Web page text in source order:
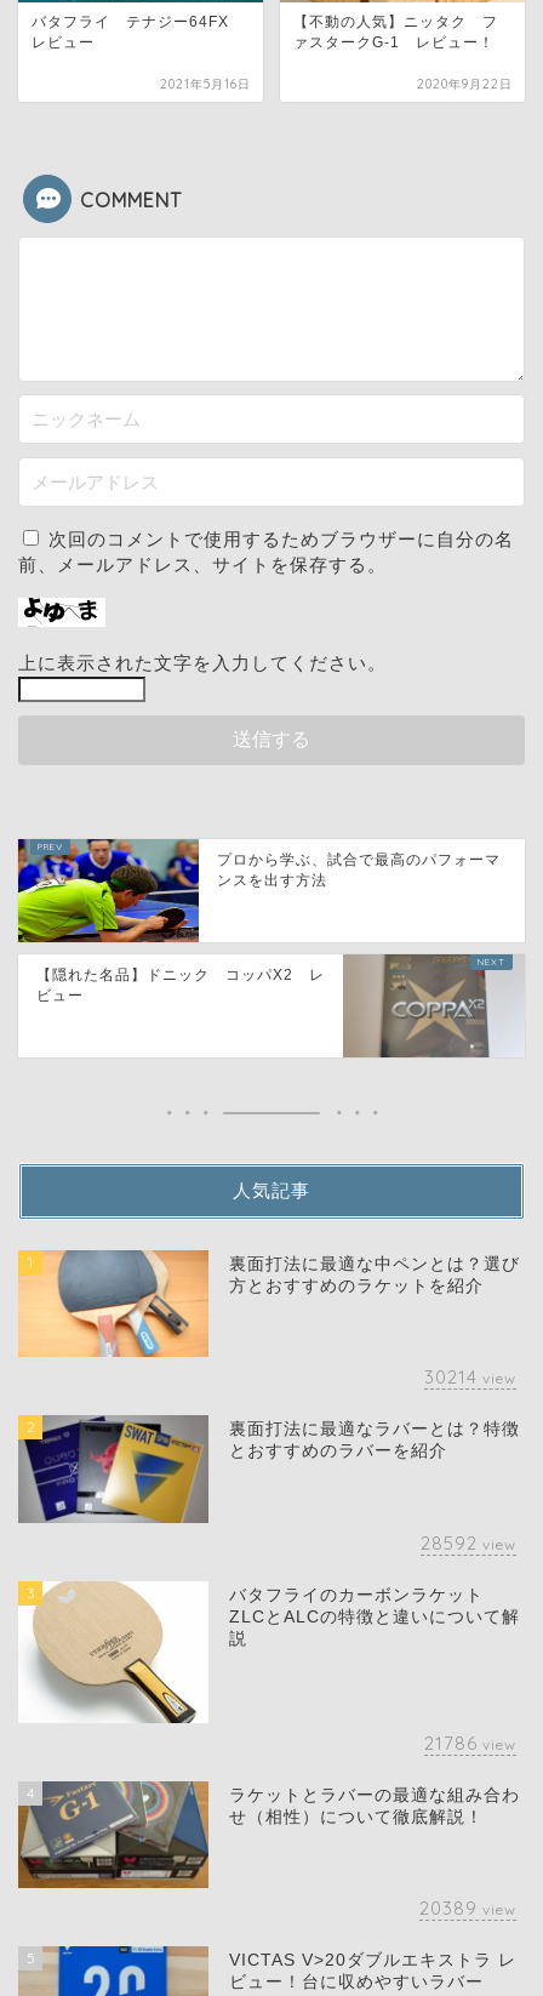
バタフライ テナジー64FX
レビュー
2021年5月16日
【不動の人気】ニッタク フ
ァスタークG-1 レビュー！
2020年9月22日
COMMENT
次回のコメントで使用するためブラウザーに自分の名
前、メールアドレス、サイトを保存する。
上に表示された文字を入力してください。
プロから学ぶ、試合で最高のパフォーマ
ンスを出す方法
【隠れた名品】ドニック コッパX2 レ
ビュー
人気記事
1
裏面打法に最適な中ペンとは？選び
方とおすすめのラケットを紹介
30214 view
2
裏面打法に最適なラバーとは？特徴
とおすすめのラバーを紹介
28592 view
3
バタフライのカーボンラケット
ZLCとALCの特徴と違いについて解
説
21786 view
4
ラケットとラバーの最適な組み合わ
せ（相性）について徹底解説！
20389 view
5
VICTAS V>20ダブルエキストラ レ
ビュー！台に収めやすいラバー